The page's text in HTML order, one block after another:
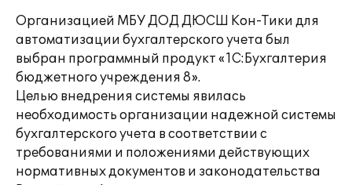
Организацией МБУ ДОД ДЮСШ Кон-Тики для
автоматизации бухгалтерского учета был
выбран программный продукт «1С:Бухгалтерия
бюджетного учреждения 8».
Целью внедрения системы явилась
необходимость организации надежной системы
бухгалтерского учета в соответствии с
требованиями и положениями действующих
нормативных документов и законодательства